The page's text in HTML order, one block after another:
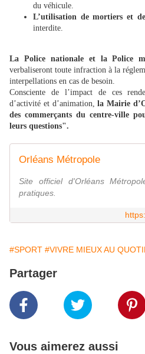
du véhicule.
L’utilisation de mortiers et
interdite.
La Police nationale et la Police
verbaliseront toute infraction à la
interpellations en cas de besoin.
Consciente de l’impact de ces
d’activité et d’animation,la Mairie
des commerçants du centre-ville
leurs questions".
Orléans Métropole
Site officiel d'Orléans
pratiques.
#SPORT #VIVRE MIEUX AU
Partager
Vous aimerez aussi